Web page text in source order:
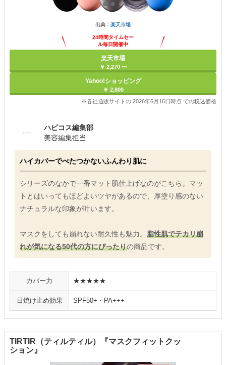
出典： 楽天市場
24時間タイムセー
ル毎日開催中
楽天市場
￥ 2,270 〜
Yahoo!ショッピング
￥ 2,800
※各社通販サイトの 2026年6月16日時点 での税込価格
ハピコス編集部
美容編集担当
ハイカバーでべたつかないふんわり肌に
シリーズのなかで一番マット肌仕上げなのがこちら。マッ
トとはいってもほどよいツヤがあるので、厚塗り感のない
ナチュラルな印象が叶います。
マスクをしても崩れない耐久性も魅力。 脂性肌でテカリ崩
れが気になる50代の方にぴったりの商品です。
カバー力 ★★★★★
日焼け止め効果 SPF50+・PA+++
TIRTIR（ティルティル）『マスクフィットクッ
ション』